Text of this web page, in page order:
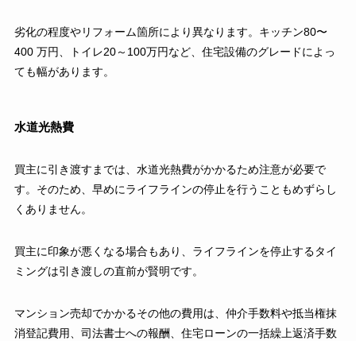
劣化の程度やリフォーム箇所により異なります。キッチン80〜
400 万円、トイレ20～100万円など、住宅設備のグレードによっ
ても幅があります。
水道光熱費
買主に引き渡すまでは、水道光熱費がかかるため注意が必要で
す。そのため、早めに​​ライフラインの停止を行うこともめずらし
くありません。
買主に印象が悪くなる場合もあり、ライフラインを停止するタイ
ミングは引き渡しの直前が賢明です。
マンション売却でかかるその他の費用は、仲介手数料や抵当権抹
消登記費用、司法書士への報酬、住宅ローンの一括繰上返済手数